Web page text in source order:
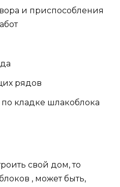
и приспособления
рядов
кладке шлакоблока
свой дом, то
, может быть,